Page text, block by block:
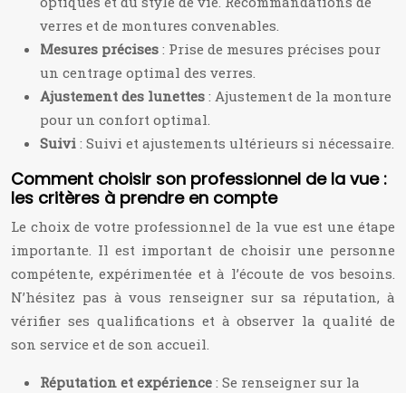
verres et de montures convenables.
Mesures précises : Prise de mesures précises pour
un centrage optimal des verres.
Ajustement des lunettes : Ajustement de la monture
pour un confort optimal.
Suivi : Suivi et ajustements ultérieurs si nécessaire.
Comment choisir son professionnel de la vue :
les critères à prendre en compte
Le choix de votre professionnel de la vue est une étape
importante. Il est important de choisir une personne
compétente, expérimentée et à l’écoute de vos besoins.
N’hésitez pas à vous renseigner sur sa réputation, à
vérifier ses qualifications et à observer la qualité de
son service et de son accueil.
Réputation et expérience : Se renseigner sur la